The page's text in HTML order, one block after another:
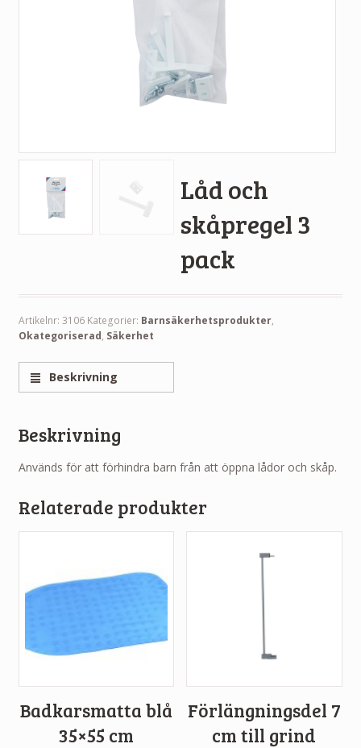
Låd och
skåpregel 3
pack
Artikelnr: 3106 Kategorier: Barnsäkerhetsprodukter,
Okategoriserad, Säkerhet
Beskrivning
Beskrivning
Används för att förhindra barn från att öppna lådor och skåp.
Relaterade produkter
Badkarsmatta blå
35×55 cm
Förlängningsdel 7
cm till grind